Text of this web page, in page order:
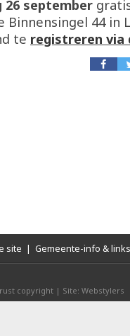
26 september
Binnensingel 44 in
te registreren via
site | Gemeente-info & links
copyright | Site: Webstylers